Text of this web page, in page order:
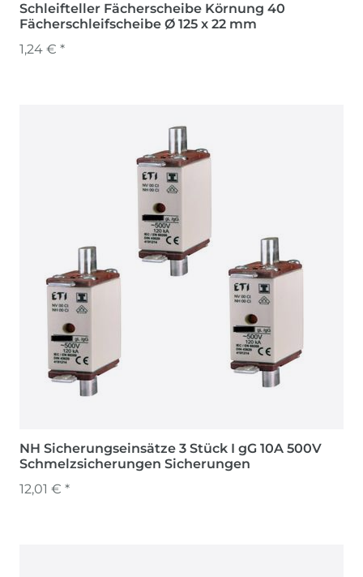
Schleifteller Fächerscheibe Körnung 40
Fächerschleifscheibe Ø 125 x 22 mm
1,24 € *
NH Sicherungseinsätze 3 Stück I gG 10A 500V
Schmelzsicherungen Sicherungen
12,01 € *